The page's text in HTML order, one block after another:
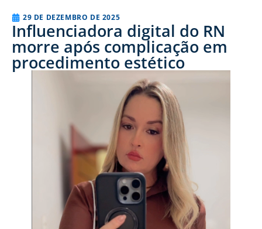
29 DE DEZEMBRO DE 2025
Influenciadora digital do RN
morre após complicação em
procedimento estético